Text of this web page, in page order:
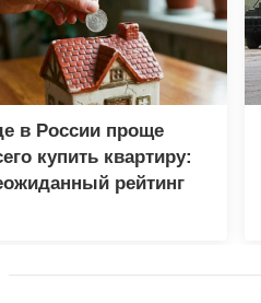
в России проще
купить квартиру:
рейтинг